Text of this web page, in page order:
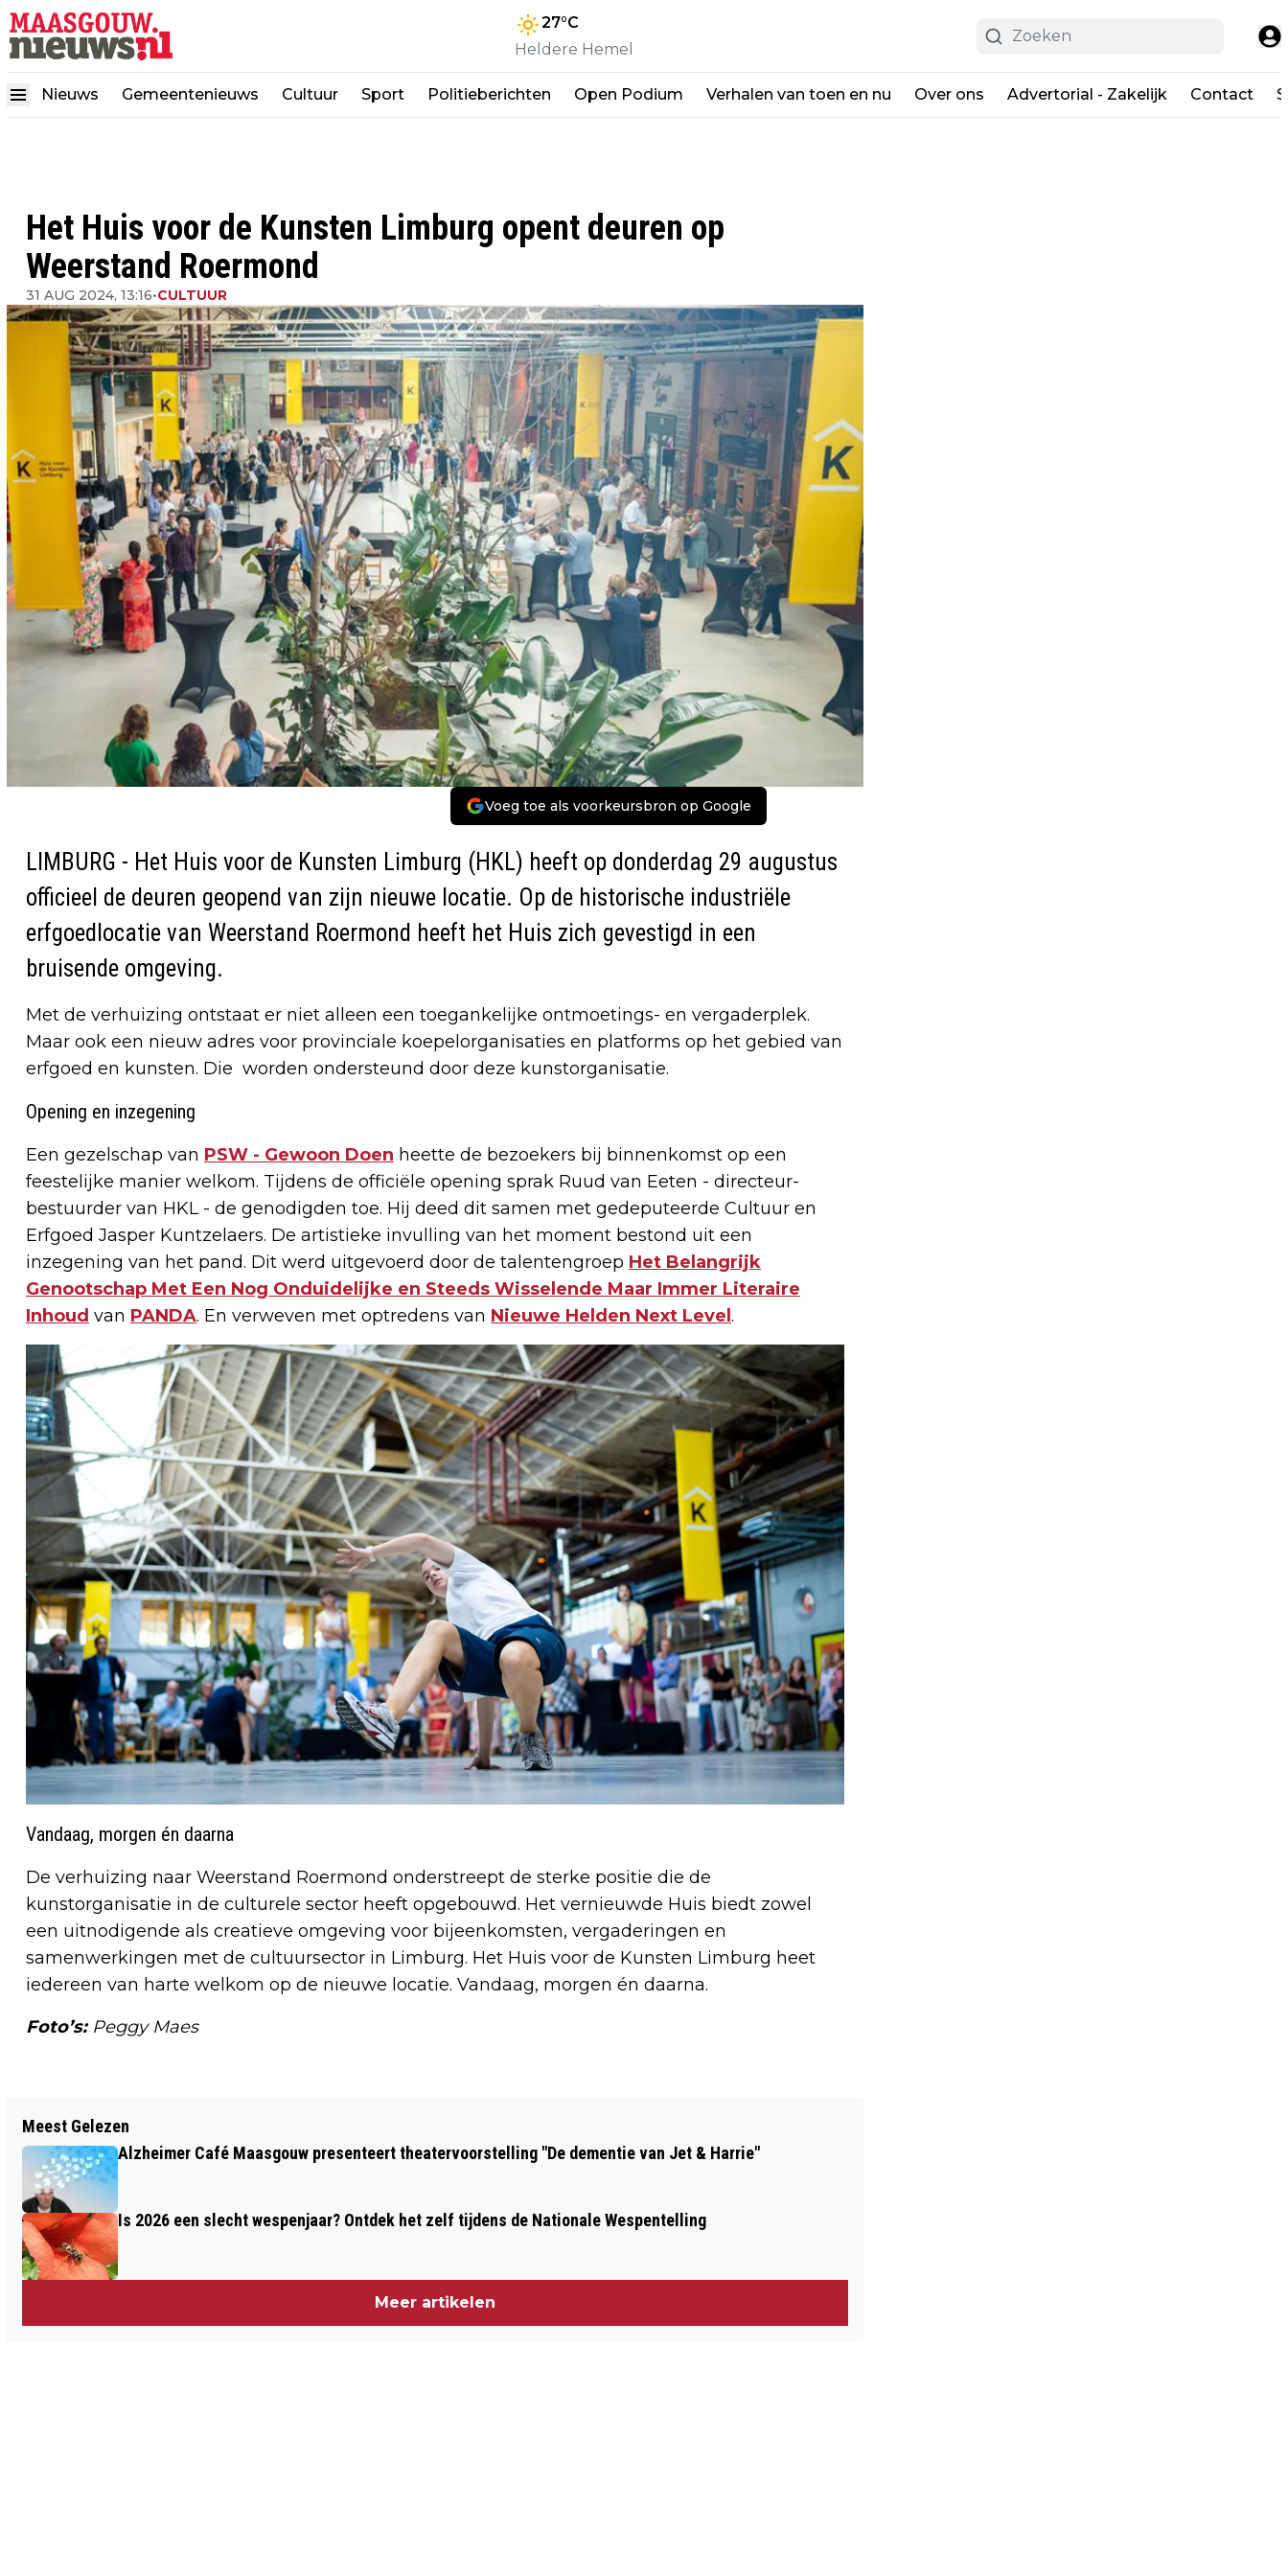
27°C
Heldere Hemel
Nieuws Gemeentenieuws Cultuur Sport Politieberichten Open Podium Verhalen van toen en nu Over ons Advertorial - Zakelijk Contact
Het Huis voor de Kunsten Limburg opent deuren op
Weerstand Roermond
31 AUG 2024, 13:16•CULTUUR
Voeg toe als voorkeursbron op Google
LIMBURG - Het Huis voor de Kunsten Limburg (HKL) heeft op donderdag 29 augustus
officieel de deuren geopend van zijn nieuwe locatie. Op de historische industriële
erfgoedlocatie van Weerstand Roermond heeft het Huis zich gevestigd in een
bruisende omgeving.
Met de verhuizing ontstaat er niet alleen een toegankelijke ontmoetings- en vergaderplek.
Maar ook een nieuw adres voor provinciale koepelorganisaties en platforms op het gebied van
erfgoed en kunsten. Die worden ondersteund door deze kunstorganisatie.
Opening en inzegening
Een gezelschap van PSW - Gewoon Doen heette de bezoekers bij binnenkomst op een
feestelijke manier welkom. Tijdens de officiële opening sprak Ruud van Eeten - directeur-
bestuurder van HKL - de genodigden toe. Hij deed dit samen met gedeputeerde Cultuur en
Erfgoed Jasper Kuntzelaers. De artistieke invulling van het moment bestond uit een
inzegening van het pand. Dit werd uitgevoerd door de talentengroep Het Belangrijk
Genootschap Met Een Nog Onduidelijke en Steeds Wisselende Maar Immer Literaire
Inhoud van PANDA. En verweven met optredens van Nieuwe Helden Next Level .
Vandaag, morgen én daarna
De verhuizing naar Weerstand Roermond onderstreept de sterke positie die de
kunstorganisatie in de culturele sector heeft opgebouwd. Het vernieuwde Huis biedt zowel
een uitnodigende als creatieve omgeving voor bijeenkomsten, vergaderingen en
samenwerkingen met de cultuursector in Limburg. Het Huis voor de Kunsten Limburg heet
iedereen van harte welkom op de nieuwe locatie. Vandaag, morgen én daarna.
Foto’s: Peggy Maes
WATERSCHAP LIMBURG GEEFT
GASTLESSEN IN DE WEEK VAN ONS
WATER
NATIONALE WESPENTELLING
Meest Gelezen
Alzheimer Café Maasgouw presenteert theatervoorstelling "De dementie van Jet & Harrie"
Is 2026 een slecht wespenjaar? Ontdek het zelf tijdens de Nationale Wespentelling
Meer artikelen